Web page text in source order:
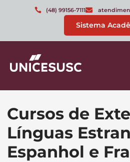
(48) 99156-7111
Sistema
Cursos de
Línguas
Espanhol e